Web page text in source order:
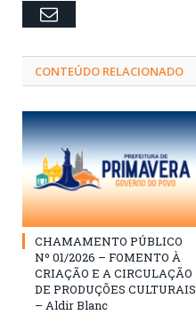
Email
CONTEÚDO RELACIONADO
CHAMAMENTO PÚBLICO
Nº 01/2026 – FOMENTO À
CRIAÇÃO E A CIRCULAÇÃO
DE PRODUÇÕES CULTURAIS
– Aldir Blanc